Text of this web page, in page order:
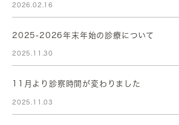
2026.02.16
2025-2026年末年始の診療について
2025.11.30
11月より診察時間が変わりました
2025.11.03